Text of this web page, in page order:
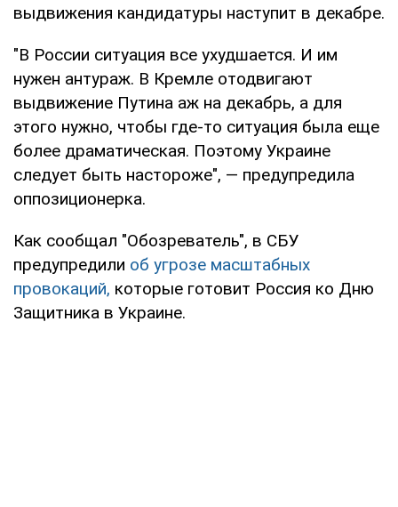
выдвижения кандидатуры наступит в декабре.
"В России ситуация все ухудшается. И им
нужен антураж. В Кремле отодвигают
выдвижение Путина аж на декабрь, а для
этого нужно, чтобы где-то ситуация была еще
более драматическая. Поэтому Украине
следует быть настороже", — предупредила
оппозиционерка.
Как сообщал "Обозреватель", в СБУ
предупредили об угрозе масштабных
провокаций, которые готовит Россия ко Дню
Защитника в Украине.